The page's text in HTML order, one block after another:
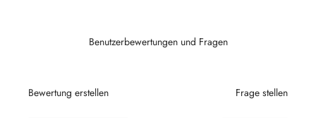
Benutzerbewertungen und Fragen
Bewertung erstellen Frage stellen